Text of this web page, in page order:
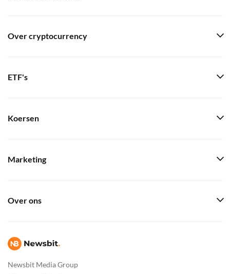
Newsbit Media Group
Over cryptocurrency
ETF's
Koersen
Marketing
Over ons